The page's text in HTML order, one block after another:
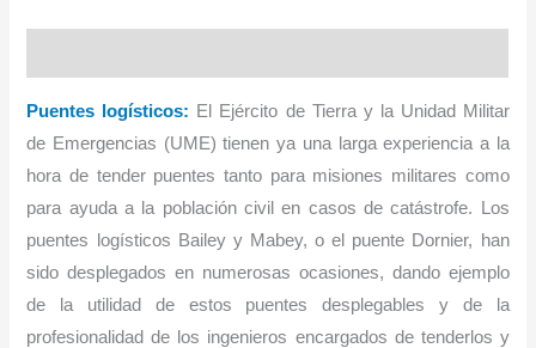
Puentes logísticos: El Ejército de Tierra y la Unidad Militar
de Emergencias (UME) tienen ya una larga experiencia a la
hora de tender puentes tanto para misiones militares como
para ayuda a la población civil en casos de catástrofe. Los
puentes logísticos Bailey y Mabey, o el puente Dornier, han
sido desplegados en numerosas ocasiones, dando ejemplo
de la utilidad de estos puentes desplegables y de la
profesionalidad de los ingenieros encargados de tenderlos y